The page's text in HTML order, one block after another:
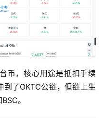
币，核心用途是抵扣手续
到了OKTC公链，但链上生
。